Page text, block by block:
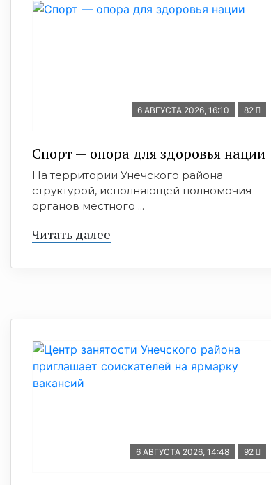
6 АВГУСТА 2026, 16:10 82
Спорт — опора для здоровья нации
На территории Унечского района
структурой, исполняющей полномочия
органов местного ...
Читать далее
6 АВГУСТА 2026, 14:48 92